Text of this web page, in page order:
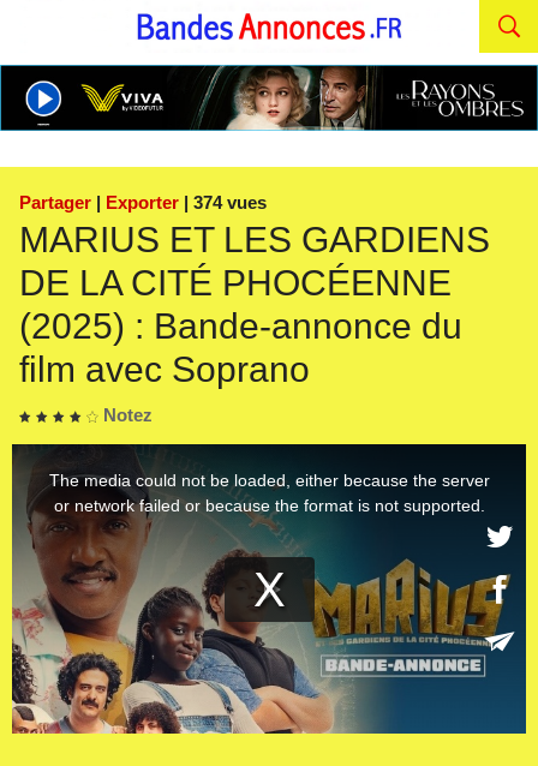
Partager | Exporter | 374 vues
MARIUS ET LES GARDIENS
DE LA CITÉ PHOCÉENNE
(2025) : Bande-annonce du
film avec Soprano
Notez